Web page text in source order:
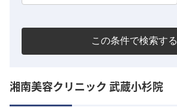
この条件で検索する
湘南美容クリニック 武蔵小杉院